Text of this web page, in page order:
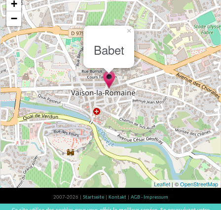
Babet
×
+
−
Leaflet | ©OpenStreetMap
2007-2026 | Startseite Kontakt
AGB - Impressum
Der Verzehr von Alkohol ist gesundheitsschädlich, Verzehr in Maßen empfohlen |